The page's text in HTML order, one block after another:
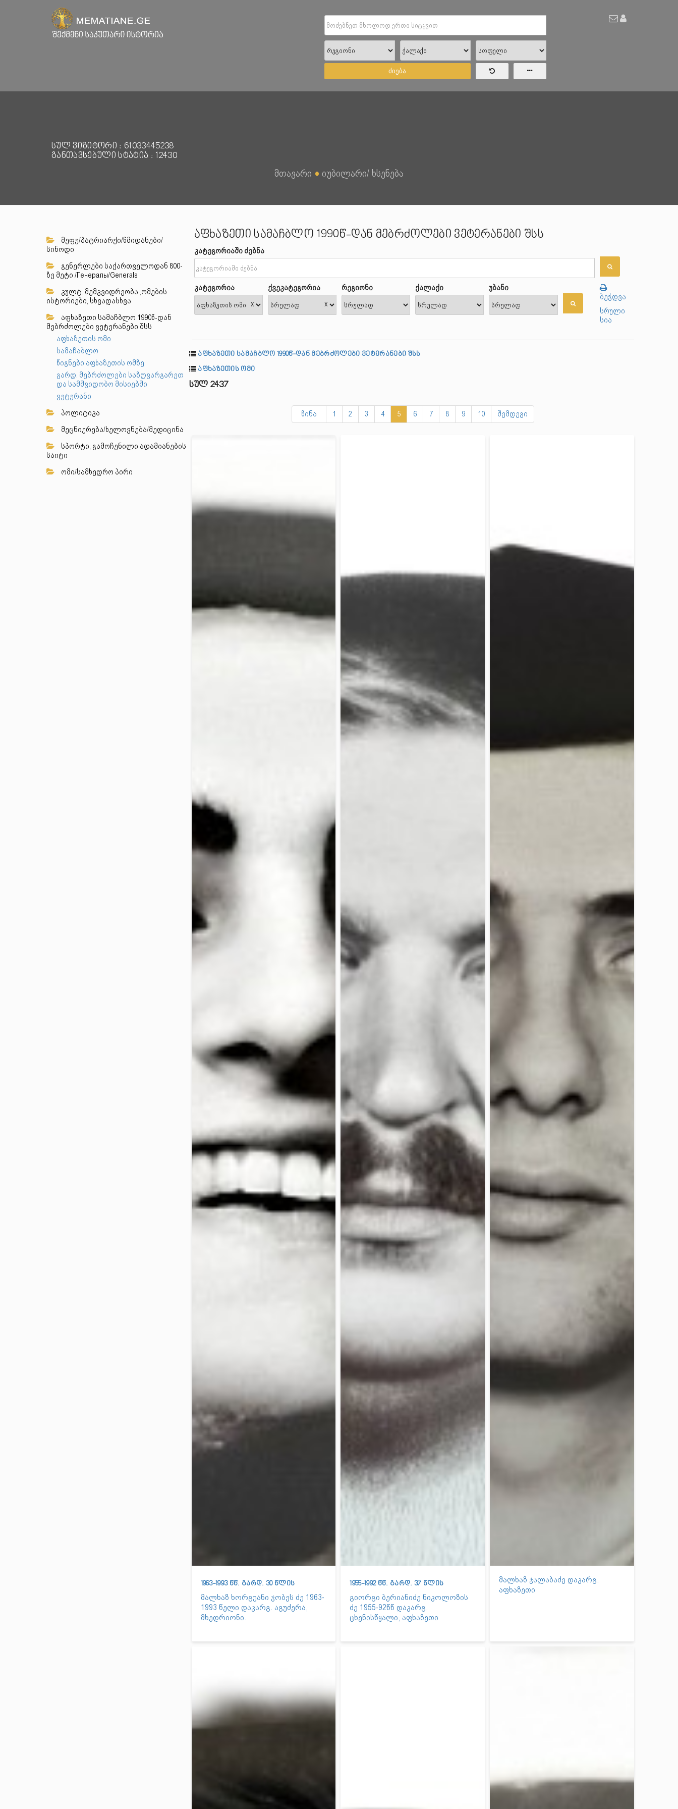
ძიება
სულ ვიზიტორი : 61033445238
განთავსებული სტატია : 12430
მთავარი ● იუბილარი/ ხსენება
მეფე/პატრიარქი/წმიდანები/
სინოდი
გენერლები საქართველოდან 800-
ზე მეტი /Генералы/Generals
კულტ. მემკვიდრეობა ,ომების
ისტორიები, სხვადასხვა
აფხაზეთი სამაჩბლო 1990წ-დან
მებრძოლები ვეტერანები შსს
აფხაზეთის ომი
სამაჩაბლო
წიგნები აფხაზეთის ომზე
გარდ. მებრძოლები საზღვარგარეთ
და სამშვიდობო მისიებში
ვეტერანი
პოლიტიკა
მეცნიერება/ხელოვნება/მედიცინა
სპორტი, გამოჩენილი ადამიანების
საიტი
ომი/სამხედრო პირი
აფხაზეთი სამაჩბლო 1990წ-დან მებრძოლები ვეტერანები შსს
კატეგორიაში ძებნა
კატეგორია
x
ქვეკატეგორია
x
რეგიონი ქალაქი
უბანი
ბეჭდვა
სრული
სია
აფხაზეთი სამაჩბლო 1990წ-დან მებრძოლები ვეტერანები შსს
აფხაზეთის ომი
სულ 2437
წინა 1 2 3 4 5 6 7 8 9 10 შემდეგი
1963-1993 წწ. გარდ. 30 წლის
მალხაზ ხორგუანი ჯობეს ძე 1963-
1993 წელი დაკარგ. აგუძერა,
მხედრიონი.
1955-1992 წწ. გარდ. 37 წლის
გიორგი ბერიანიძე ნიკოლოზის
ძე 1955-92წწ დაკარგ.
ცხენისწყალი, აფხაზეთი
მალხაზ ჯალაბაძე დაკარგ.
აფხაზეთი